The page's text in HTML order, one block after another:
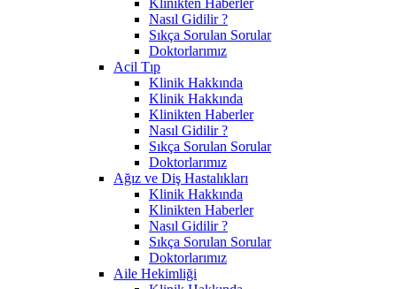
Nasıl Gidilir ?
Sıkça Sorulan Sorular
Doktorlarımız
Acil Tıp
Klinik Hakkında
Klinik Hakkında
Klinikten Haberler
Nasıl Gidilir ?
Sıkça Sorulan Sorular
Doktorlarımız
Ağız ve Diş Hastalıkları
Klinik Hakkında
Klinikten Haberler
Nasıl Gidilir ?
Sıkça Sorulan Sorular
Doktorlarımız
Aile Hekimliği